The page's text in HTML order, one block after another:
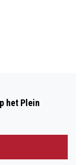
BIJ
LOGE
het Plein